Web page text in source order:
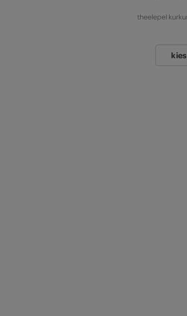
theelepel
200 milliliter